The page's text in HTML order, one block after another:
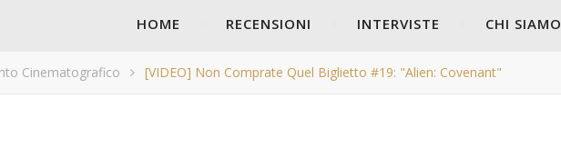
HOME RECENSIONI INTERVISTE CHI SIAMO
Cinematografico [VIDEO] Non Comprate Quel Biglietto #19: "Alien: Covenant"